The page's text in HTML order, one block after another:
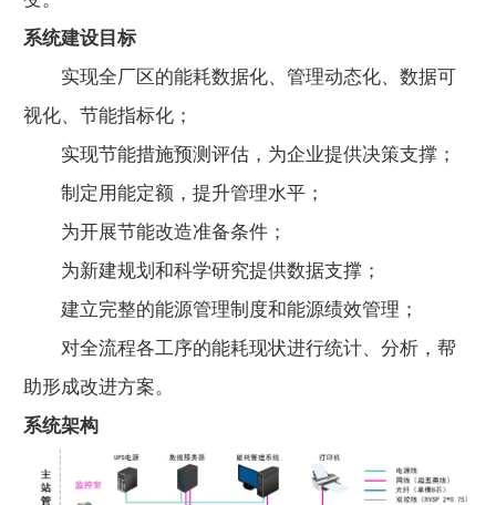
系统建设目标
实现全厂区的能耗数据化、管理动态化、数据可
视化、节能指标化；
实现节能措施预测评估，为企业提供决策支撑；
制定用能定额，提升管理水平；
为开展节能改造准备条件；
为新建规划和科学研究提供数据支撑；
建立完整的能源管理制度和能源绩效管理；
对全流程各工序的能耗现状进行统计、分析，帮
助形成改进方案。
系统架构